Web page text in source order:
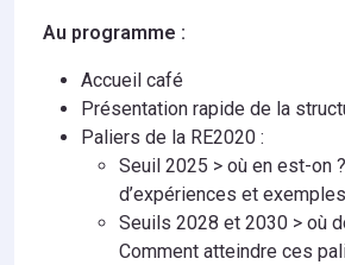
Au programme :
Accueil café
Présentation rapide de la
Paliers de la RE2020 :
Seuil 2025 > où en est-on
d’expériences et exemples
Seuils 2028 et 2030 > où
Comment atteindre ces